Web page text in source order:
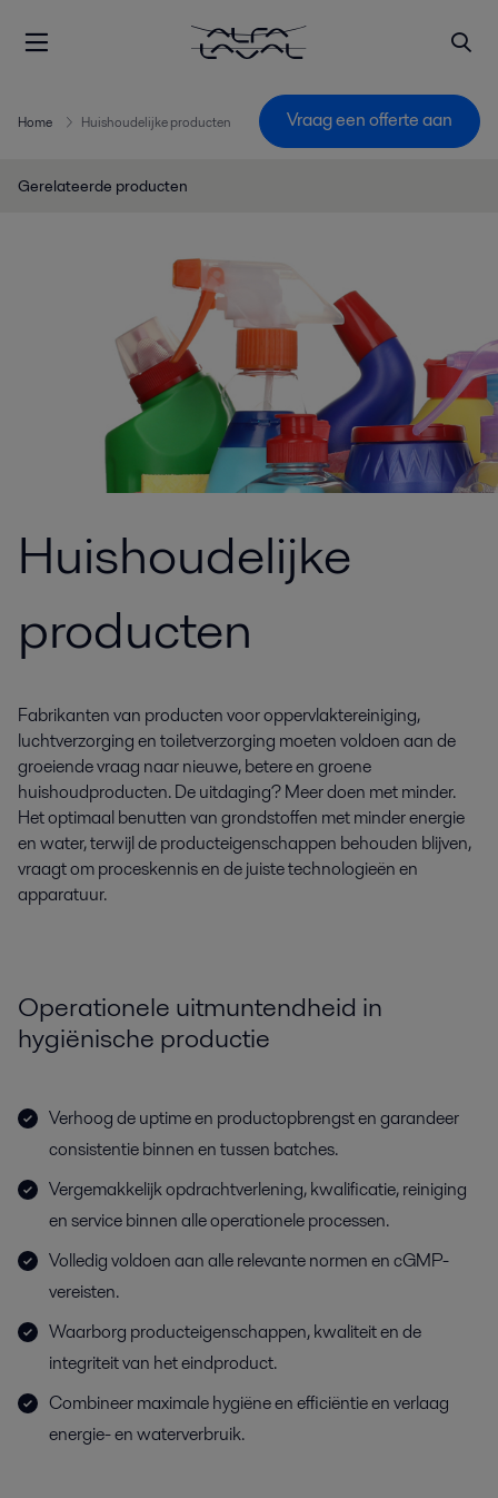
Home Huishoudelijke producten Vraag een offerte aan
Gerelateerde producten
Huishoudelijke
producten
Fabrikanten van producten voor oppervlaktereiniging,
luchtverzorging en toiletverzorging moeten voldoen aan de
groeiende vraag naar nieuwe, betere en groene
huishoudproducten. De uitdaging? Meer doen met minder.
Het optimaal benutten van grondstoffen met minder energie
en water, terwijl de producteigenschappen behouden blijven,
vraagt om proceskennis en de juiste technologieën en
apparatuur.
Operationele uitmuntendheid in
hygiënische productie
Verhoog de uptime en productopbrengst en garandeer
consistentie binnen en tussen batches.
Vergemakkelijk opdrachtverlening, kwalificatie, reiniging
en service binnen alle operationele processen.
Volledig voldoen aan alle relevante normen en cGMP-
vereisten.
Waarborg producteigenschappen, kwaliteit en de
integriteit van het eindproduct.
Combineer maximale hygiëne en efficiëntie en verlaag
energie- en waterverbruik.